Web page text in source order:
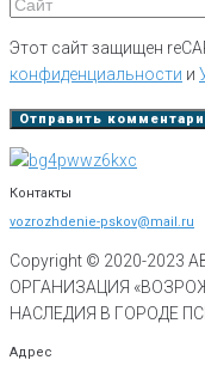
Этот сайт защищен
конфиденциальности и
Контакты
vozrozhdenie-pskov@mail.ru
Copyright © 2020-2023
ОРГАНИЗАЦИЯ
НАСЛЕДИЯ В ГОРОДЕ
Адрес